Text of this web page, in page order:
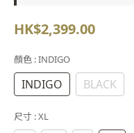
HK$2,399.00
顏色 : INDIGO
INDIGO BLACK
尺寸 : XL